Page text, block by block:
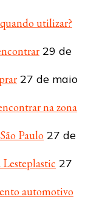
utilizar?
29 de
27 de maio
na zona
Paulo 27 de
Lesteplastic 27
automotivo